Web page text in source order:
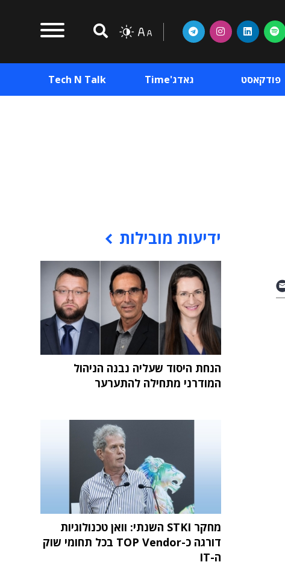
פודקאסט גאדג'Time Tech N Talk
ידיעות מובילות
הנחת היסוד שעליה נבנה הניהול
המודרני מתחילה להתערער
מחקר STKI השנתי: וואן טכנולוגיות
דורגה כ-TOP Vendor בכל תחומי שוק
ה-IT